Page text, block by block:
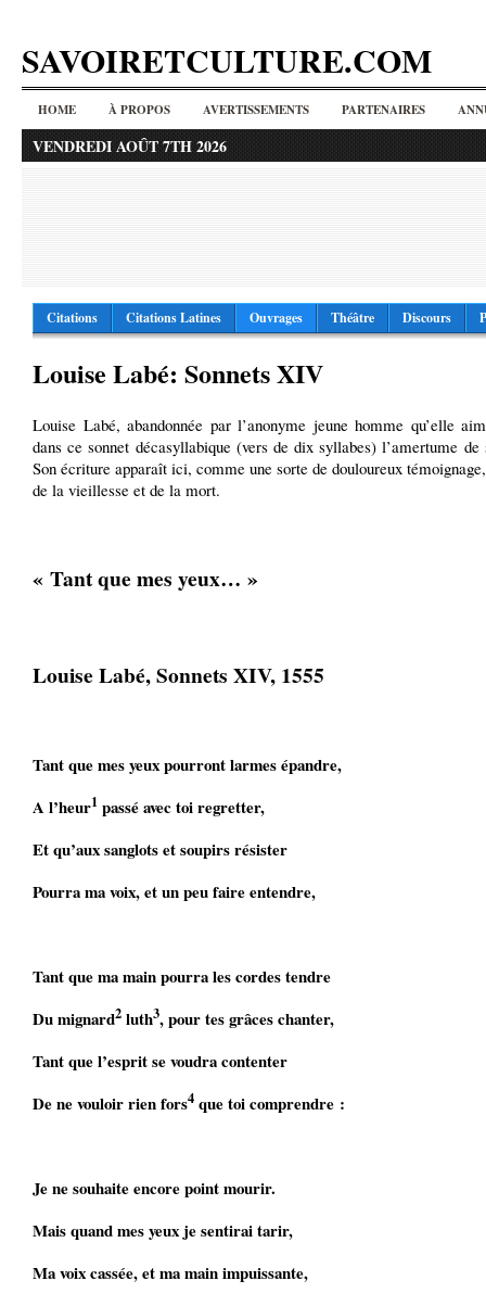
SAVOIRETCULTURE.COM
HOME À PROPOS AVERTISSEMENTS PARTENAIRES
VENDREDI AOÛT 7TH 2026
Citations Citations Latines Ouvrages Théâtre Discours
Louise Labé: Sonnets XIV
Louise Labé, abandonnée par l’anonyme jeune homme qu’elle
dans ce sonnet décasyllabique (vers de dix syllabes) l’amertume de
Son écriture apparaît ici, comme une sorte de douloureux
de la vieillesse et de la mort.
« Tant que mes yeux… »
Louise Labé, Sonnets XIV, 1555
Tant que mes yeux pourront larmes épandre,
A l’heur1 passé avec toi regretter,
Et qu’aux sanglots et soupirs résister
Pourra ma voix, et un peu faire entendre,
Tant que ma main pourra les cordes tendre
Du mignard2 luth3, pour tes grâces chanter,
Tant que l’esprit se voudra contenter
De ne vouloir rien fors4 que toi comprendre :
Je ne souhaite encore point mourir.
Mais quand mes yeux je sentirai tarir,
Ma voix cassée, et ma main impuissante,